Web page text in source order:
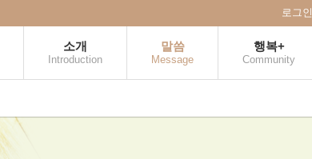
로그인
소개
Introduction
말씀
Message
행복+
Community